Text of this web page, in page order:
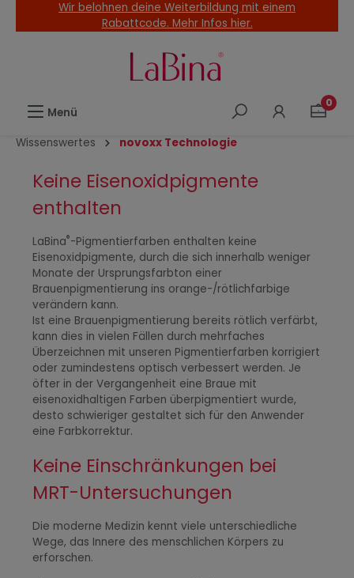
springen
Wir belohnen deine Weiterbildung mit einem
Rabattcode. Mehr Infos hier.
Menü
0
Wissenswertes novoxx Technologie
Keine Eisenoxidpigmente
enthalten
LaBina®-Pigmentierfarben enthalten keine
Eisenoxidpigmente, durch die sich innerhalb weniger
Monate der Ursprungsfarbton einer
Brauenpigmentierung ins orange-/rötlichfarbige
verändern kann.
Ist eine Brauenpigmentierung bereits rötlich verfärbt,
kann dies in vielen Fällen durch mehrfaches
Überzeichnen mit unseren Pigmentierfarben korrigiert
oder zumindestens optisch verbessert werden. Je
öfter in der Vergangenheit eine Braue mit
eisenoxidhaltigen Farben überpigmentiert wurde,
desto schwieriger gestaltet sich für den Anwender
eine Farbkorrektur.
Keine Einschränkungen bei
MRT-Untersuchungen
Die moderne Medizin kennt viele unterschiedliche
Wege, das Innere des menschlichen Körpers zu
erforschen.